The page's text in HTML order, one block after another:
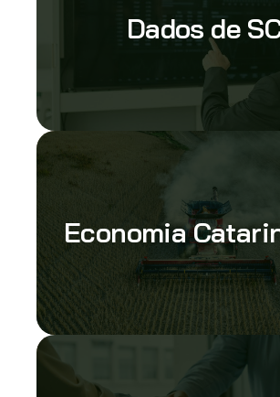
Dados de
Economia